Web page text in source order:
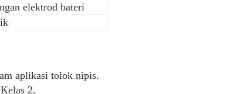
elektrod bateri
aplikasi tolok nipis.
2.